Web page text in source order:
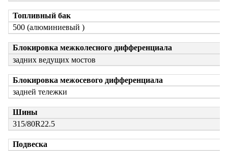
Топливный бак
500 (алюминиевый )
Блокировка межколесного дифференциала
задних ведущих мостов
Блокировка межосевого дифференциала
задней тележки
Шины
315/80R22.5
Подвеска